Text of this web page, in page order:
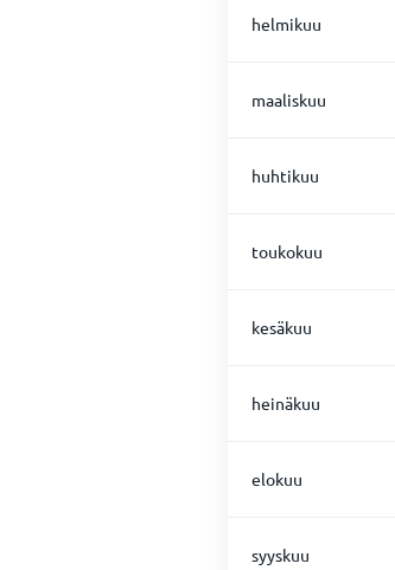
helmikuu
maaliskuu
huhtikuu
toukokuu
kesäkuu
heinäkuu
elokuu
syyskuu